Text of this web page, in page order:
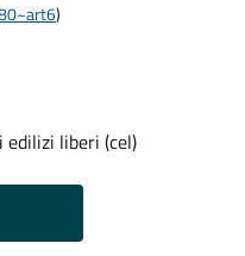
)
liberi (cel)